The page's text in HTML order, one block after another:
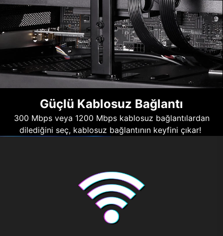
Güçlü Kablosuz Bağlantı
300 Mbps veya 1200 Mbps kablosuz bağlantılardan
dilediğini seç, kablosuz bağlantının keyfini çıkar!